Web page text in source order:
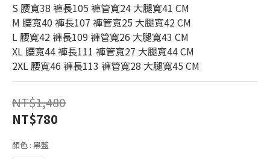
S 腰寬38 褲長105 褲管寬24 大腿寬41 CM
M 腰寬40 褲長107 褲管寬25 大腿寬42 CM
L 腰寬42 褲長109 褲管寬26 大腿寬43 CM
XL 腰寬44 褲長111 褲管寬27 大腿寬44 CM
2XL 腰寬46 褲長113 褲管寬28 大腿寬45 CM
NT$1,480
NT$780
顏色 : 黑藍